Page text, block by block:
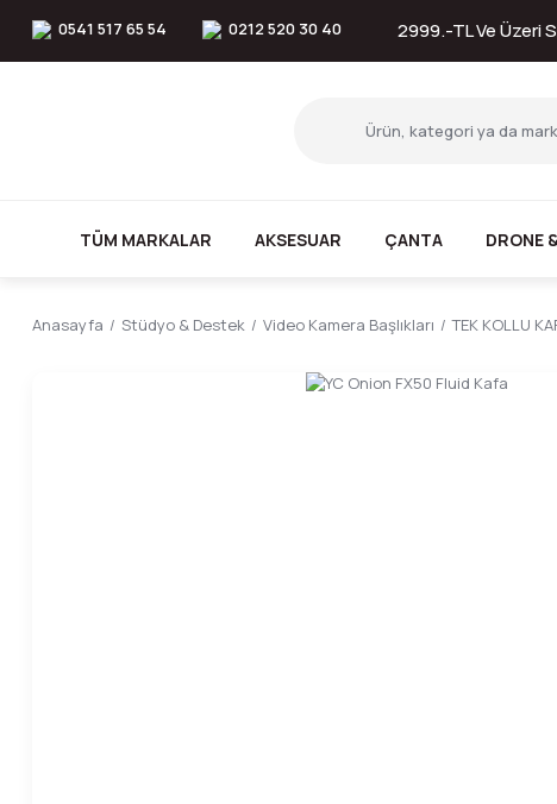
0541 517 65 54 0212 520 30 40 2999.-TL Ve Üzeri
TÜM MARKALAR AKSESUAR ÇANTA DRONE
Anasayfa Stüdyo & Destek Video Kamera Başlıkları TEK KOLLU